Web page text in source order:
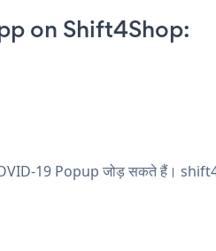
on Shift4Shop:
19 Popup जोड़ सकते हैं।